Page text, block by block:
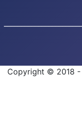
Copyright © 2018